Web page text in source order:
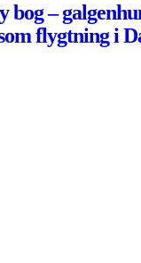
–
flygtning i